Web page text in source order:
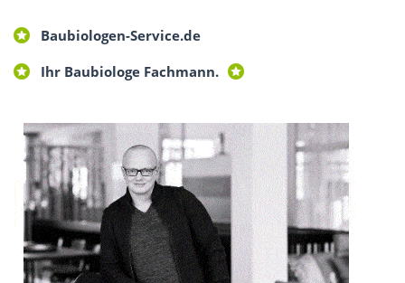
Baubiologen-Service.de
Ihr Baubiologe Fachmann.